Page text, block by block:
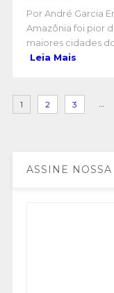
Por André Garcia
Amazônia foi pior
maiores cidades
Leia Mais
1 2 3 …
ASSINE